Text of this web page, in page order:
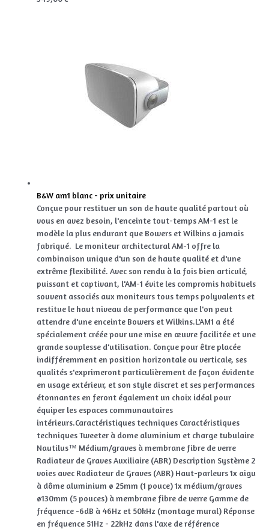
B&W am1 blanc - prix unitaire
Conçue pour restituer un son de haute qualité partout où
vous en avez besoin, l'enceinte tout-temps AM-1 est le
modèle la plus endurant que Bowers et Wilkins a jamais
fabriqué. Le moniteur architectural AM-1 offre la
combinaison unique d'un son de haute qualité et d'une
extrême flexibilité. Avec son rendu à la fois bien articulé,
puissant et captivant, l'AM-1 évite les compromis habituels
souvent associés aux moniteurs tous temps polyvalents et
restitue le haut niveau de performance que l'on peut
attendre d'une enceinte Bowers et Wilkins.L'AM1 a été
spécialement créée pour une mise en œuvre facilitée et une
grande souplesse d'utilisation. Conçue pour être placée
indifféremment en position horizontale ou verticale, ses
qualités s'exprimeront particulièrement de façon évidente
en usage extérieur, et son style discret et ses performances
étonnantes en feront également un choix idéal pour
équiper les espaces communautaires
intérieurs.Caractéristiques techniques Caractéristiques
techniques Tweeter à dome aluminium et charge tubulaire
Nautilus™ Médium/graves à membrane fibre de verre
Radiateur de Graves Auxiliaire (ABR) Description Système 2
voies avec Radiateur de Graves (ABR) Haut-parleurs 1x aigu
à dôme aluminium ø 25mm (1 pouce) 1x médium/graves
ø130mm (5 pouces) à membrane fibre de verre Gamme de
fréquence -6dB à 46Hz et 50kHz (montage mural) Réponse
en fréquence 51Hz - 22kHz dans l'axe de référence